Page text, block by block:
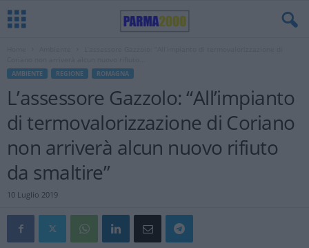
AMBIENTE REGIONE ROMAGNA
L’assessore Gazzolo: “All’impianto
di termovalorizzazione di Coriano
non arriverà alcun nuovo rifiuto
da smaltire”
10 Luglio 2019